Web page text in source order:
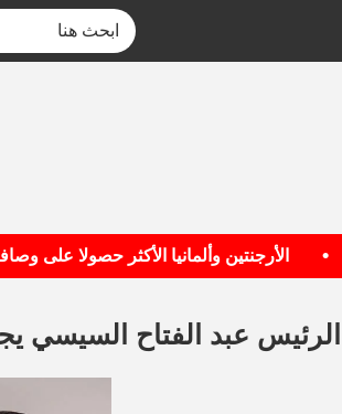
الأرجنتين وألمانيا الأكثر حصولا على
الرئيس عبد الفتاح السيسي